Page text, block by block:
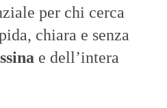
per chi cerca
chiara e senza
e dell’intera